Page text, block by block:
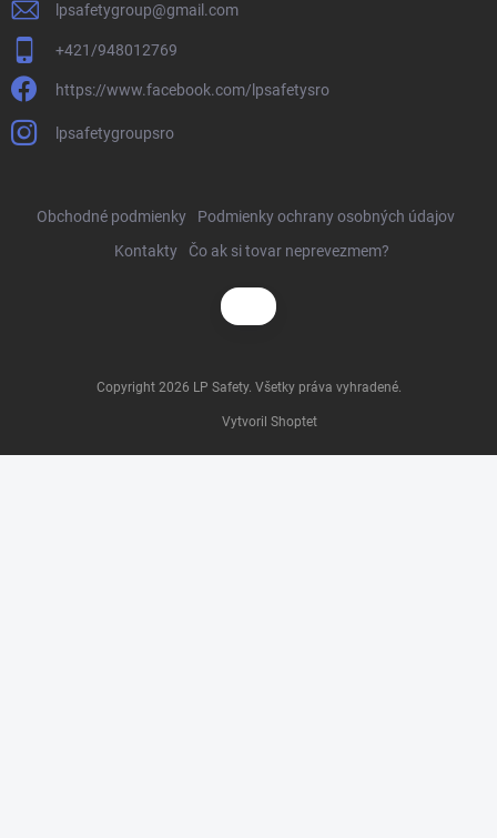
lpsafetygroup@gmail.com
+421/948012769
https://www.facebook.com/lpsafetysro
lpsafetygroupsro
Obchodné podmienky
Podmienky ochrany osobných údajov
Kontakty
Čo ak si tovar neprevezmem?
Vytvoril Shoptet
Copyright 2026 LP Safety. Všetky práva vyhradené.